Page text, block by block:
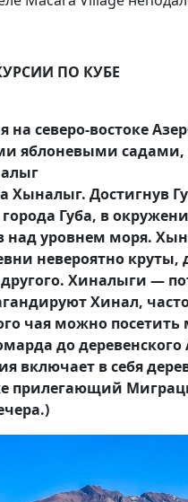
ПО КУБЕ
на северо-востоке
яблоневыми
Хыналыг. Достигнув
Губа, в
над уровнем моря.
невероятно
Хиналыги —
Хинал,
чая можно
до деревенского
включает в себя
прилегающий